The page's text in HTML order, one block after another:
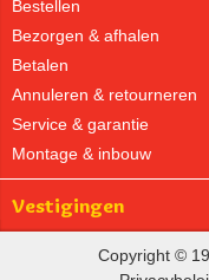
Bestellen
Bezorgen & afhalen
Betalen
Annuleren & retourneren
Service & garantie
Montage & inbouw
Vestigingen
Copyright ©